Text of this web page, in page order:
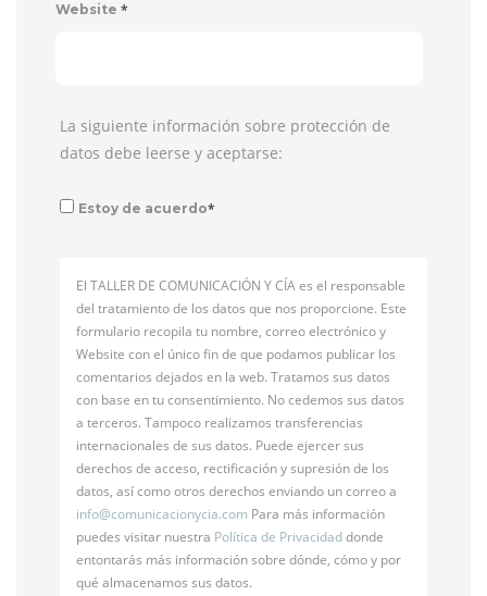
Website *
La siguiente información sobre protección de
datos debe leerse y aceptarse:
Estoy de acuerdo*
El TALLER DE COMUNICACIÓN Y CÍA es el responsable
del tratamiento de los datos que nos proporcione. Este
formulario recopila tu nombre, correo electrónico y
Website con el único fin de que podamos publicar los
comentarios dejados en la web. Tratamos sus datos
con base en tu consentimiento. No cedemos sus datos
a terceros. Tampoco realizamos transferencias
internacionales de sus datos. Puede ejercer sus
derechos de acceso, rectificación y supresión de los
datos, así como otros derechos enviando un correo a
info@comunicacionycia.com Para más información
puedes visitar nuestra Política de Privacidaddonde
entontarás más información sobre dónde, cómo y por
qué almacenamos sus datos.